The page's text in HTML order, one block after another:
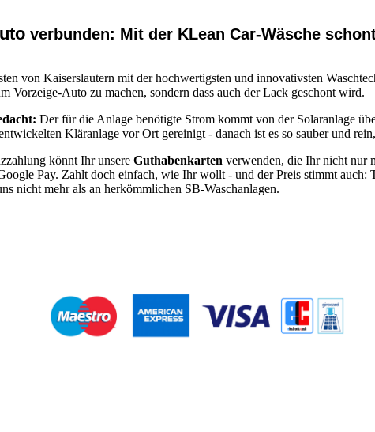
verbunden: Mit der KLean Car-Wäsche
von Kaiserslautern mit der hochwertigsten und innovativsten
Vorzeige-Auto zu machen, sondern dass auch der Lack geschont wird.
Der für die Anlage benötigte Strom kommt von der Solaranlage
Kläranlage vor Ort gereinigt - danach ist es so sauber und
könnt Ihr unsere Guthabenkarten verwenden, die Ihr nicht nur
Pay. Zahlt doch einfach, wie Ihr wollt - und der Preis stimmt auch:
nicht mehr als an herkömmlichen SB-Waschanlagen.